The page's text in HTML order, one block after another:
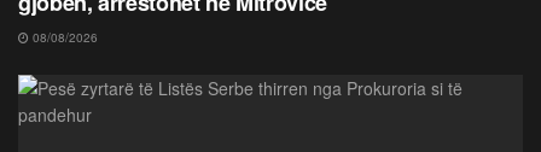
08/08/2026